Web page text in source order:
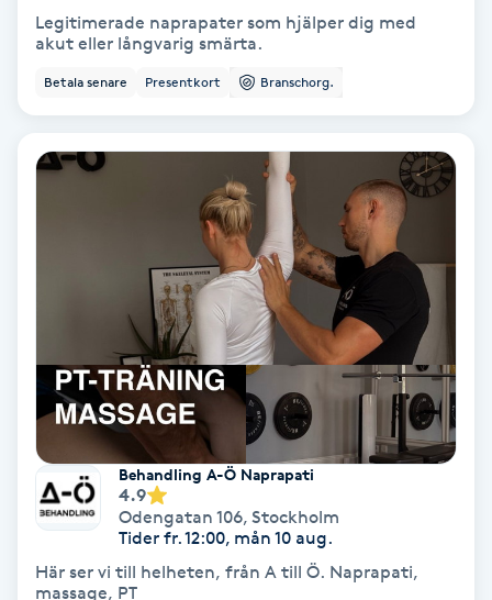
Powder brows
Power Yoga
PRP (Platelet Rich Plasma)
Radiofrekvens
Rakning
Legitimerade naprapater som hjälper dig med
akut eller långvarig smärta.
Betala senare Presentkort Branschorg.
Behandling A-Ö Naprapati
4.9
Odengatan 106, Stockholm
Tider fr. 12:00, mån 10 aug.
Här ser vi till helheten, från A till Ö. Naprapati,
massage, PT